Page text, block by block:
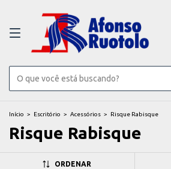
Início > Escritório > Acessórios > Risque Rabisque
Risque Rabisque
ORDENAR